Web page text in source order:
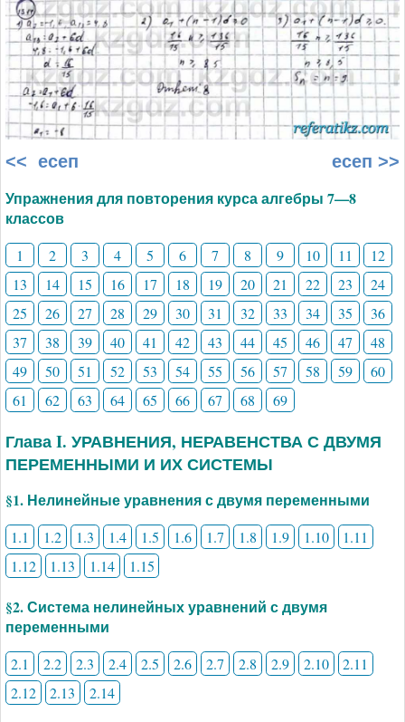
<< есеп есеп >>
Упражнения для повторения курса алгебры 7—8
классов
1 2 3 4 5 6 7 8 9 10 11
12
13
14 15 16 17 18 19 20 21 22 23
24
25
26 27 28 29 30 31 32 33 34 35
36
37
38 39 40 41 42 43 44 45 46 47
48
49
50 51 52 53 54 55 56 57 58 59
60
61
62 63 64 65 66 67 68 69
Глава I. УРАВНЕНИЯ, НЕРАВЕНСТВА С ДВУМЯ
ПЕРЕМЕННЫМИ И ИХ СИСТЕМЫ
§1. Нелинейные уравнения с двумя переменными
1.1 1.2 1.3 1.4 1.5 1.6 1.7 1.8 1.9 1.10
1.11
1.12
1.13 1.14 1.15
§2. Система нелинейных уравнений с двумя
переменными
2.1 2.2 2.3 2.4 2.5 2.6 2.7 2.8 2.9 2.10
2.11
2.12
2.13 2.14